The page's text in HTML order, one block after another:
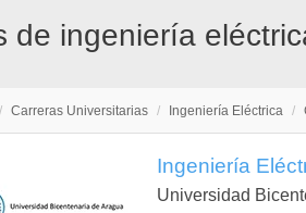
de ingeniería
/ Carreras Universitarias / Ingeniería Eléctrica /
Ingeniería
Universidad